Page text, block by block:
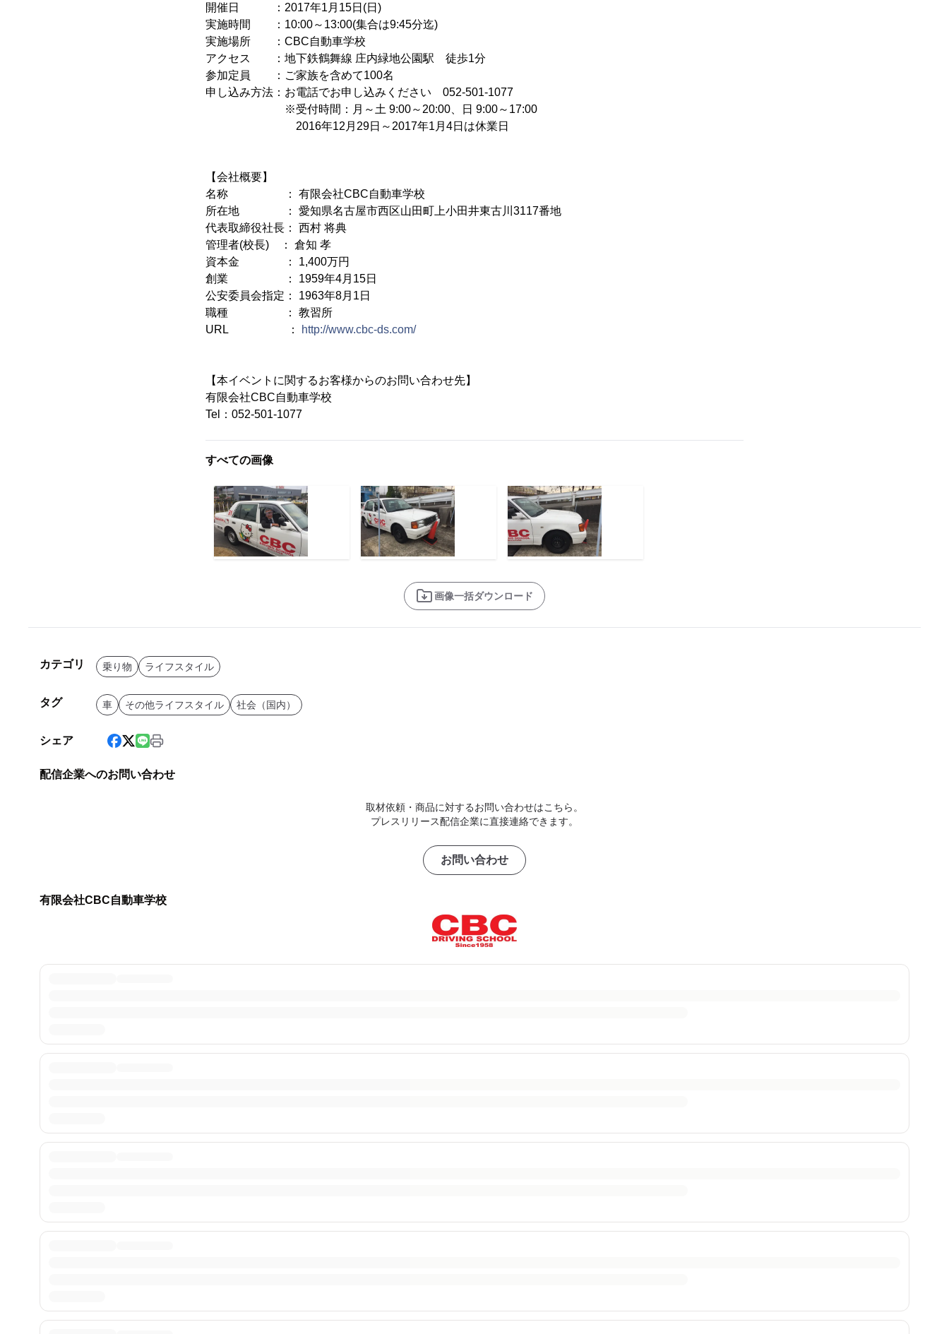
開催日 ：2017年1月15日(日)
実施時間 ：10:00～13:00(集合は9:45分迄)
実施場所 ：CBC自動車学校
アクセス ：地下鉄鶴舞線 庄内緑地公園駅 徒歩1分
参加定員 ：ご家族を含めて100名
申し込み方法：お電話でお申し込みください 052-501-1077
※受付時間：月～土 9:00～20:00、日 9:00～17:00
2016年12月29日～2017年1月4日は休業日
【会社概要】
名称 ： 有限会社CBC自動車学校
所在地 ： 愛知県名古屋市西区山田町上小田井東古川3117番地
代表取締役社長： 西村 将典
管理者(校長) ： 倉知 孝
資本金 ： 1,400万円
創業 ： 1959年4月15日
公安委員会指定： 1963年8月1日
職種 ： 教習所
URL ：
http://www.cbc-ds.com/
【本イベントに関するお客様からのお問い合わせ先】
有限会社CBC自動車学校
Tel：052-501-1077
すべての画像
画像一括ダウンロード
カテゴリ 乗り物 ライフスタイル
タグ 車 その他ライフスタイル 社会（国内）
シェア
配信企業へのお問い合わせ
取材依頼・商品に対するお問い合わせはこちら。
プレスリリース配信企業に直接連絡できます。
お問い合わせ
有限会社CBC自動車学校